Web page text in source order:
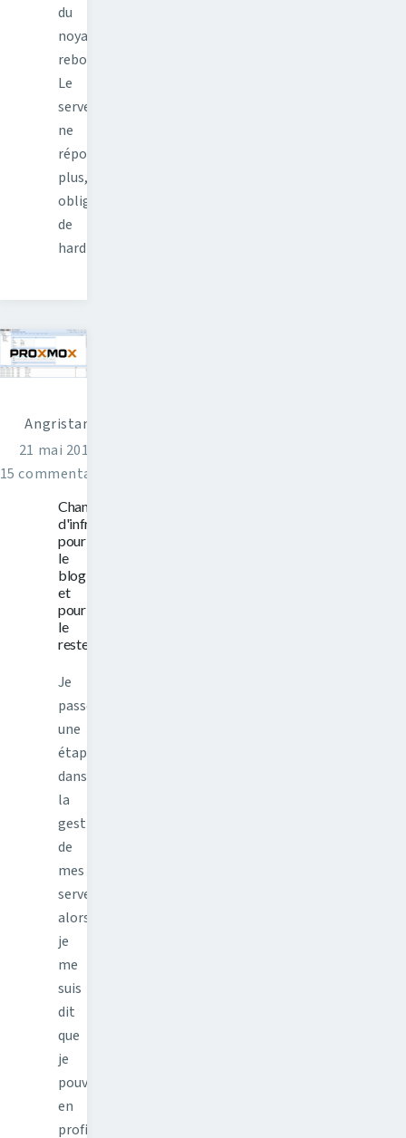
du
noyau,
reboot.
Le
serveur
ne
répond
plus,
obligé
de
hard…
Angristan
21 mai 2016
15 commentaires
Changement
d'infrastructure
pour
le
blog,
et
pour
le
reste
Je
passe
une
étape
dans
la
gestion
de
mes
serveurs
alors
je
me
suis
dit
que
je
pouvais
en
profiter